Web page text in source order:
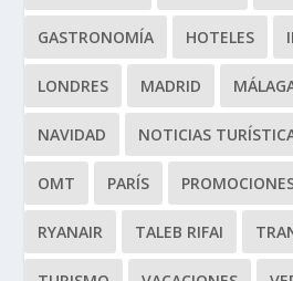
GASTRONOMÍA HOTELES
LONDRES MADRID
NAVIDAD NOTICIAS
OMT PARÍS
RYANAIR TALEB RIFAI